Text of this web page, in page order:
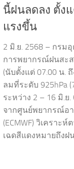
นี้ฝนลดลง ตั้ง
แรงขึ้น
2 มิ.ย. 2568 – กรม
การพยากรณ์ฝนสะ
(นับตั้งแต่ 07.00 น.
ลมที่ระดับ 925hPa
ระหว่าง 2 – 16 มิ.ย.
จากศูนย์พยากรณ์อ
(ECMWF) วิเคราะ
เฉดสีแดงหมายถึงฝ